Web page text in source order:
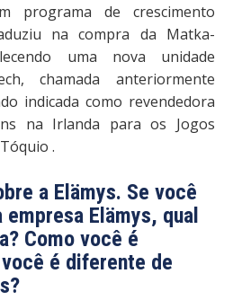
programa de crescimento
na compra da Matka-
uma nova unidade
chamada anteriormente
indicada como revendedora
na Irlanda para os Jogos
.
a Elämys. Se você
Elämys, qual
Como você é
é diferente de